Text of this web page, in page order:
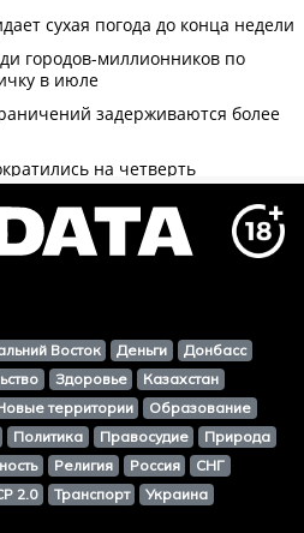
Восток Деньги
Донбасс
Здоровье
Казахстан
территории
Образование
Политика Правосудие
Природа
Религия Россия
СНГ
2.0 Транспорт
Украина